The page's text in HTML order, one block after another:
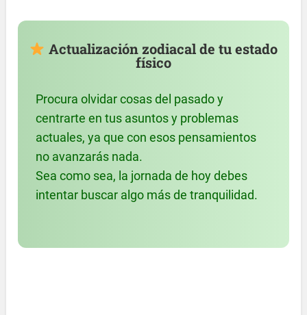
Actualización zodiacal de tu estado
físico
Procura olvidar cosas del pasado y
centrarte en tus asuntos y problemas
actuales, ya que con esos pensamientos
no avanzarás nada.
Sea como sea, la jornada de hoy debes
intentar buscar algo más de tranquilidad.